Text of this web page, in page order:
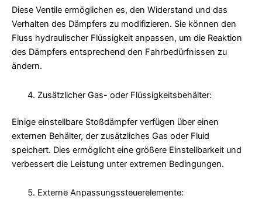
Diese Ventile ermöglichen es, den Widerstand und das
Verhalten des Dämpfers zu modifizieren. Sie können den
Fluss hydraulischer Flüssigkeit anpassen, um die Reaktion
des Dämpfers entsprechend den Fahrbedürfnissen zu
ändern.
Zusätzlicher Gas- oder Flüssigkeitsbehälter:
Einige einstellbare Stoßdämpfer verfügen über einen
externen Behälter, der zusätzliches Gas oder Fluid
speichert. Dies ermöglicht eine größere Einstellbarkeit und
verbessert die Leistung unter extremen Bedingungen.
Externe Anpassungssteuerelemente: